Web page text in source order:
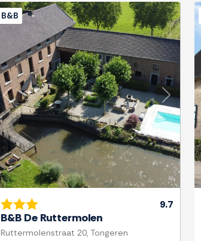
Previous Next
B&B
9.7
B&B De Ruttermolen
Ruttermolenstraat 20, Tongeren